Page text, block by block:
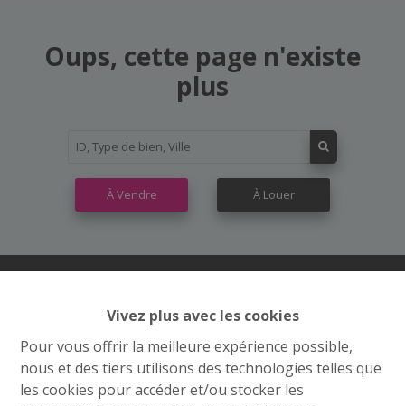
Vivez plus avec les cookies
Pour vous offrir la meilleure expérience possible,
nous et des tiers utilisons des technologies telles que
les cookies pour accéder et/ou stocker les
Oups, cette page n'existe
plus
À Vendre À Louer
Contactez nous
Grand’Route (Flh) 548
4400 Flémalle